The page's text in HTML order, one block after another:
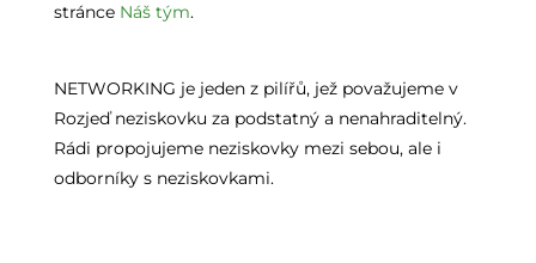
stránce Náš tým.
NETWORKING je jeden z pilířů, jež považujeme v
Rozjeď neziskovku za podstatný a nenahraditelný.
Rádi propojujeme neziskovky mezi sebou, ale i
odborníky s neziskovkami.